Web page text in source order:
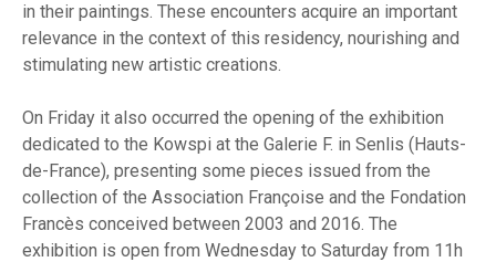
in their paintings. These encounters acquire an important
relevance in the context of this residency, nourishing and
stimulating new artistic creations.
On Friday it also occurred the opening of the exhibition
dedicated to the Kowspi at the Galerie F. in Senlis (Hauts-
de-France), presenting some pieces issued from the
collection of the Association Françoise and the Fondation
Francès conceived between 2003 and 2016. The
exhibition is open from Wednesday to Saturday from 11h